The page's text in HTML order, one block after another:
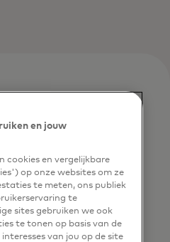
KAARTEN
en jouw
cookies en vergelijkbare
op onze websites om ze
te meten, ons publiek
te
sites gebruiken we ook
te tonen op basis van de
van jou op de site